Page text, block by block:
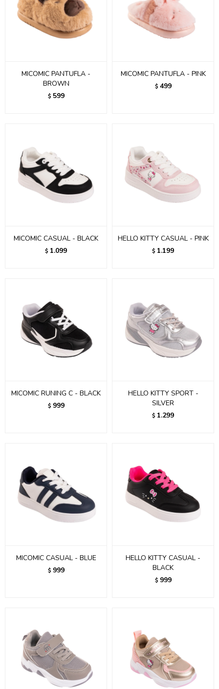
MICOMIC PANTUFLA -
BROWN
$ 599
MICOMIC PANTUFLA - PINK
$ 499
MICOMIC CASUAL - BLACK
$ 1.099
HELLO KITTY CASUAL - PINK
$ 1.199
MICOMIC RUNING C - BLACK
$ 999
HELLO KITTY SPORT -
SILVER
$ 1.299
MICOMIC CASUAL - BLUE
$ 999
HELLO KITTY CASUAL -
BLACK
$ 999